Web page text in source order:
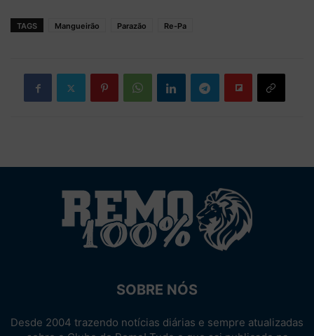
TAGS Mangueirão Parazão Re-Pa
SOBRE NÓS
Desde 2004 trazendo notícias diárias e sempre atualizadas